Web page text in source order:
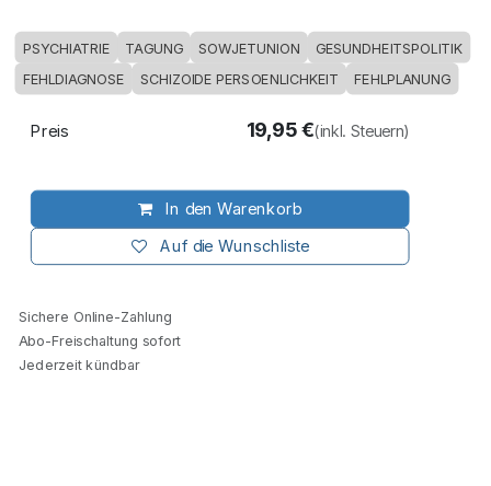
PSYCHIATRIE TAGUNG SOWJETUNION
GESUNDHEITSPOLITIK
FEHLDIAGNOSE
SCHIZOIDE PERSOENLICHKEIT FEHLPLANUNG
In den Warenkorb
Auf die Wunschliste
Preis 19,95€(inkl. Steuern)
Sichere Online-Zahlung
Abo-Freischaltung sofort
Jederzeit kündbar